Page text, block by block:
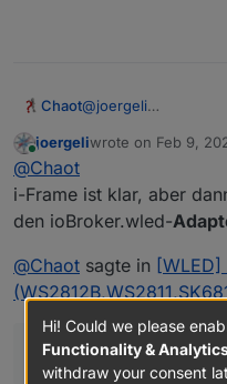
Chaot@joergeli
eingebunden und
legen.
Die VIS baue ich
Online
joergeliwrote on Feb 9,
last edited by
@Chaot
i-Frame ist klar, aber
den ioBroker.wled-
@Chaot sagte in
Die VIS baue ich mir
Hi! Could we please
Functionality &
withdraw your consent